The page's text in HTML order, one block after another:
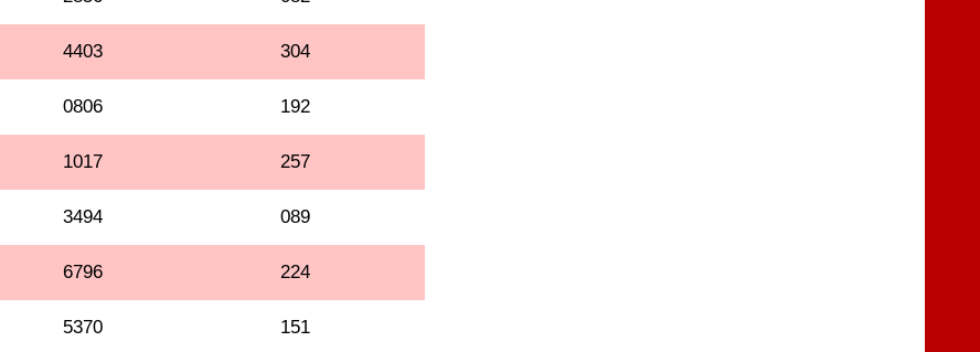
4403 304
0806 192
1017 257
3494 089
6796 224
5370 151